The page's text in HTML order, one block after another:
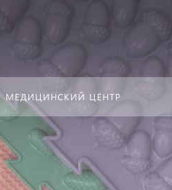
МЕДИЦИНСКИЙ ЦЕНТР